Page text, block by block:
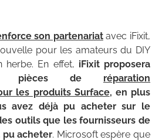
son partenariatavec iFixit,
pour les amateurs du DIY
herbe. En effet, iFixit proposera
pièces de réparation
les produits Surface, en plus
avez déjà pu acheter sur le
outils que les fournisseurs de
pu acheter. Microsoft espère que